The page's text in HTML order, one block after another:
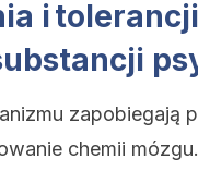
i
zapobiegają
chemii